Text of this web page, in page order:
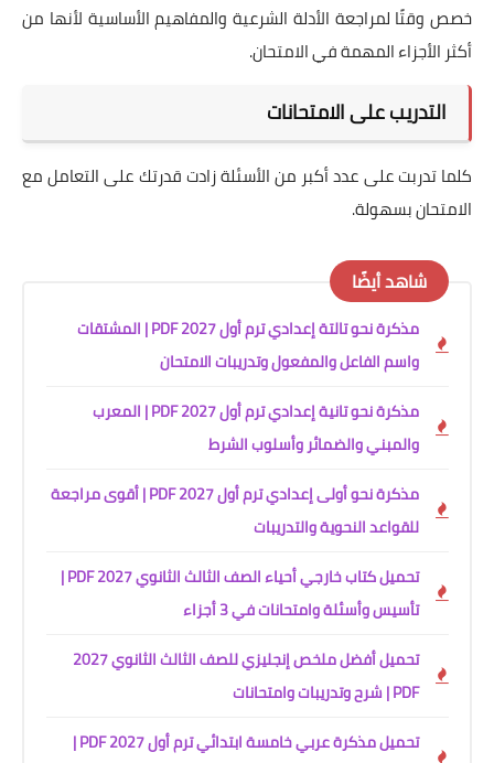
خصص وقتًا لمراجعة الأدلة الشرعية والمفاهيم الأساسية لأنها من
أكثر الأجزاء المهمة في الامتحان.
التدريب على الامتحانات
كلما تدربت على عدد أكبر من الأسئلة زادت قدرتك على التعامل مع
الامتحان بسهولة.
شاهد أيضًا
مذكرة نحو تالتة إعدادي ترم أول 2027 PDF | المشتقات
واسم الفاعل والمفعول وتدريبات الامتحان
مذكرة نحو تانية إعدادي ترم أول 2027 PDF | المعرب
والمبني والضمائر وأسلوب الشرط
مذكرة نحو أولى إعدادي ترم أول 2027 PDF | أقوى مراجعة
للقواعد النحوية والتدريبات
تحميل كتاب خارجي أحياء الصف الثالث الثانوي 2027 PDF |
تأسيس وأسئلة وامتحانات في 3 أجزاء
تحميل أفضل ملخص إنجليزي للصف الثالث الثانوي 2027
PDF | شرح وتدريبات وامتحانات
تحميل مذكرة عربي خامسة ابتدائي ترم أول 2027 PDF |